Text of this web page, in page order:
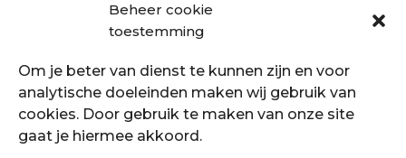
Beheer cookie
toestemming
Om je beter van dienst te kunnen zijn en voor
analytische doeleinden maken wij gebruik van
cookies. Door gebruik te maken van onze site
gaat je hiermee akkoord.
Egaliseren
Traprenovatie
Over ons
Over ons
Showroom